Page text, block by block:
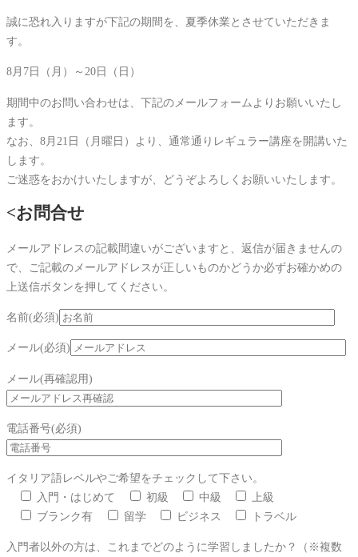
誠に恐れ入りますが下記の期間を、夏季休業とさせていただきま
す。
8月7日（月）～20日（日）
期間中のお問い合わせは、下記のメールフォームよりお願いいたし
ます。
なお、8月21日（月曜日）より、通常通りレギュラー講座を開講いた
します。
ご迷惑をおかけいたしますが、どうぞよろしくお願いいたします。
<お問合せ
メールアドレスの記載間違いがございますと、返信が届きませんの
で、ご記載のメールアドレスが正しいものかどうか必ずお確かめの
上送信ボタンを押してください。
名前(必須)
メール(必須)
メール(再確認用)
電話番号(必須)
イタリア語レベルやご希望をチェックして下さい。
入門・はじめて
初級 中級
上級
ブランク有
留学 ビジネス トラベル
入門者以外の方は、これまでどのように学習しましたか？（※複数